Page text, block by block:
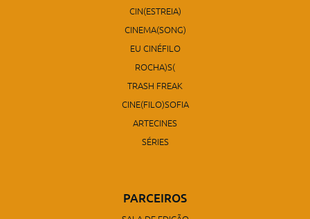
CIN(ESTREIA)
CINEMA(SONG)
EU CINÉFILO
ROCHA)S(
TRASH FREAK
CINE(FILO)SOFIA
ARTECINES
SÉRIES
PARCEIROS